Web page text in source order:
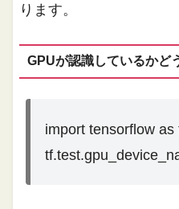
ります。
GPUが認識しているかど
import tensorflow as